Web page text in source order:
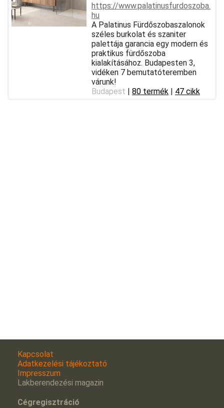
https://www.palatinusfurdoszoba.
hu
A Palatinus Fürdőszobaszalonok
széles burkolat és szaniter
palettája garancia egy modern és
praktikus fürdőszoba
kialakításához. Budapesten 3,
vidéken 7 bemutatóteremben
várunk!
Budapest | 80 termék | 47 cikk
Kapcsolat
Adatkezelési tájékoztató
Impresszum
Lakberendezési magazin
Cégregisztráció